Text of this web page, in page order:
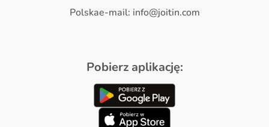
Polskae-mail: info@joitin.com
Pobierz aplikację: